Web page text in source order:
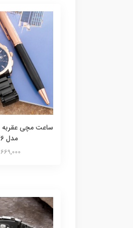
مدل 45046
669,000 تومان